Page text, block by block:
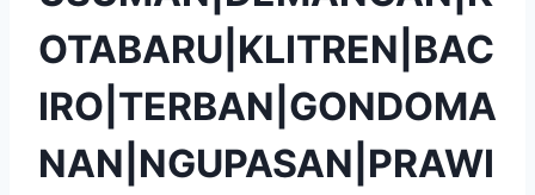
OTABARU|KLITREN|BAC
IRO|TERBAN|GONDOMA
NAN|NGUPASAN|PRAWI